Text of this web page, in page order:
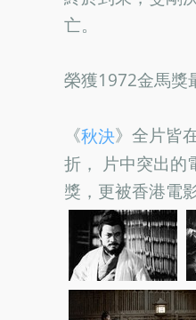
亡。
榮獲1972金馬獎
《秋決》全片皆
折， 片中突出的
獎，更被香港電